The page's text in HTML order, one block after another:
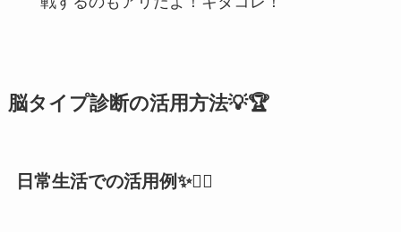
脳タイプ診断の活用方法💡🏆
日常生活での活用例✨🏄‍♀️